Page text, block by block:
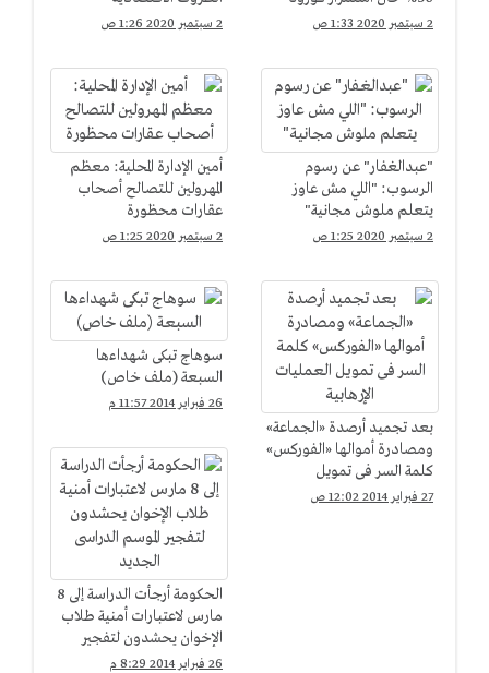
2 سبتمبر 2020 1:33 ص 2 سبتمبر 2020 1:26 ص
"عبدالغفار" عن رسوم
الرسوب: "اللي مش عاوز
يتعلم ملوش مجانية"
2 سبتمبر 2020 1:25 ص
أمين الإدارة المحلية: معظم
المهرولين للتصالح أصحاب
عقارات محظورة
2 سبتمبر 2020 1:25 ص
بعد تجميد أرصدة «الجماعة»
ومصادرة أموالها «الفوركس»
كلمة السر فى تمويل
العمليات الإرهابية
27 فبراير 2014 12:02 ص
سوهاج تبكى شهداءها
السبعة (ملف خاص)
26 فبراير 2014 11:57 م
الحكومة أرجأت الدراسة إلى 8
مارس لاعتبارات أمنية طلاب
الإخوان يحشدون لتفجير
الموسم الدراسى الجديد
26 فبراير 2014 8:29 م